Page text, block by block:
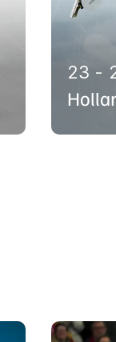
23 -